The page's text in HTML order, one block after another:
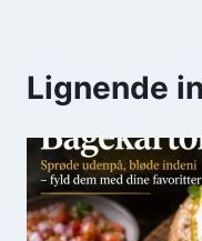
Lignende